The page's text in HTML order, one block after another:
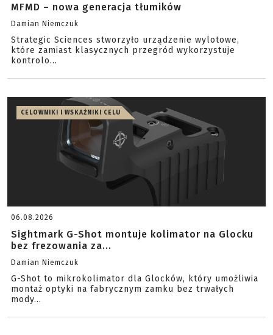
MFMD – nowa generacja tłumików
Damian Niemczuk
Strategic Sciences stworzyło urządzenie wylotowe,
które zamiast klasycznych przegród wykorzystuje
kontrolo...
CELOWNIKI I WSKAŹNIKI CELU
06.08.2026
Sightmark G-Shot montuje kolimator na Glocku
bez frezowania za...
Damian Niemczuk
G-Shot to mikrokolimator dla Glocków, który umożliwia
montaż optyki na fabrycznym zamku bez trwałych
mody...